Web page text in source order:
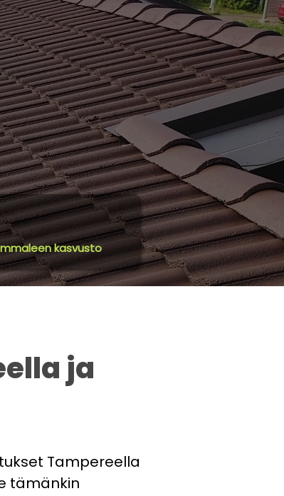
kasvusto
ja
Tampereella
tämänkin